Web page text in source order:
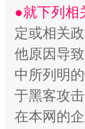
“刷贴”乱
●就下列相
定或相关
他原因导
中所列明
于黑客攻
在本网的